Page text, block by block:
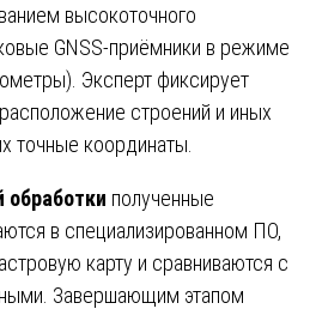
высокоточного
GNSS-приёмники в режиме
Эксперт фиксирует
строений и иных
точные координаты.
обработки полученные
в специализированном ПО,
карту и сравниваются с
Завершающим этапом